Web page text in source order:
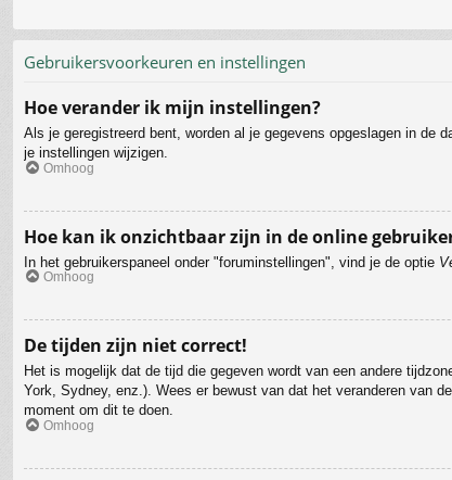
Gebruikersvoorkeuren en instellingen
Hoe verander ik mijn instellingen?
Als je geregistreerd bent, worden al je gegevens opgeslagen in de
je instellingen wijzigen.
Omhoog
Hoe kan ik onzichtbaar zijn in de online
In het gebruikerspaneel onder "foruminstellingen", vind je de optie
Omhoog
De tijden zijn niet correct!
Het is mogelijk dat de tijd die gegeven wordt van een andere
York, Sydney, enz.). Wees er bewust van dat het veranderen van
moment om dit te doen.
Omhoog